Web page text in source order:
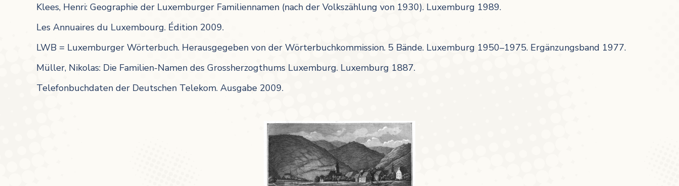
Klees, Henri: Geographie der Luxemburger Familiennamen (nach der Volkszählung von 1930). Luxemburg 1989.
Les Annuaires du Luxembourg. Édition 2009.
LWB = Luxemburger Wörterbuch. Herausgegeben von der Wörterbuchkommission. 5 Bände. Luxemburg 1950–1975. Ergänzungsband 1977.
Müller, Nikolas: Die Familien-Namen des Grossherzogthums Luxemburg. Luxemburg 1887.
Telefonbuchdaten der Deutschen Telekom. Ausgabe 2009.